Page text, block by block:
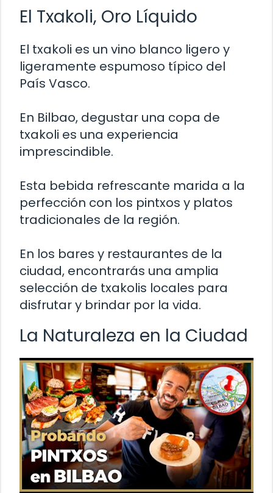
El Txakoli, Oro Líquido
El txakoli es un vino blanco ligero y
ligeramente espumoso típico del
País Vasco.
En Bilbao, degustar una copa de
txakoli es una experiencia
imprescindible.
Esta bebida refrescante marida a la
perfección con los pintxos y platos
tradicionales de la región.
En los bares y restaurantes de la
ciudad, encontrarás una amplia
selección de txakolis locales para
disfrutar y brindar por la vida.
La Naturaleza en la Ciudad